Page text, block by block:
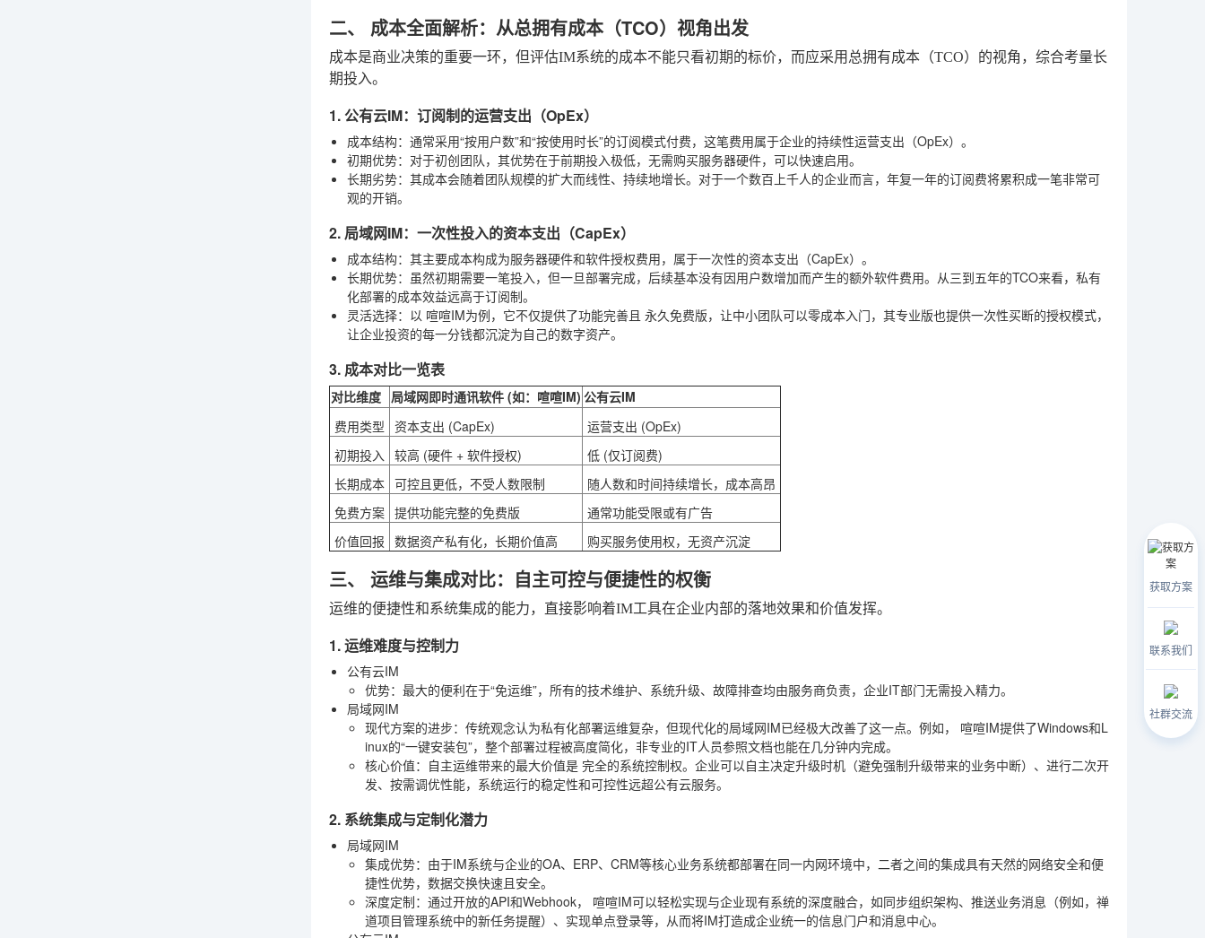
二、 成本全面解析：从总拥有成本（TCO）视角出发
成本是商业决策的重要一环，但评估IM系统的成本不能只看初期的标价，而应采用总拥有成本（TCO）的视角，综合考量长
期投入。
1. 公有云IM：订阅制的运营支出（OpEx）
成本结构：通常采用“按用户数”和“按使用时长”的订阅模式付费，这笔费用属于企业的持续性运营支出（OpEx）。
初期优势：对于初创团队，其优势在于前期投入极低，无需购买服务器硬件，可以快速启用。
长期劣势：其成本会随着团队规模的扩大而线性、持续地增长。对于一个数百上千人的企业而言，年复一年的订阅费将累积成一笔非常可
观的开销。
2. 局域网IM：一次性投入的资本支出（CapEx）
成本结构：其主要成本构成为服务器硬件和软件授权费用，属于一次性的资本支出（CapEx）。
长期优势：虽然初期需要一笔投入，但一旦部署完成，后续基本没有因用户数增加而产生的额外软件费用。从三到五年的TCO来看，私有
化部署的成本效益远高于订阅制。
灵活选择：以 喧喧IM为例，它不仅提供了功能完善且 永久免费版，让中小团队可以零成本入门，其专业版也提供一次性买断的授权模式，
让企业投资的每一分钱都沉淀为自己的数字资产。
3. 成本对比一览表
对比维度 局域网即时通讯软件 (如：喧喧IM) 公有云IM
费用类型 资本支出 (CapEx)
运营支出 (OpEx)
初期投入
较高 (硬件 + 软件授权)
低 (仅订阅费)
长期成本 可控且更低，不受人数限制
随人数和时间持续增长，成本高昂
免费方案 提供功能完整的免费版
通常功能受限或有广告
价值回报 数据资产私有化，长期价值高 购买服务使用权，无资产沉淀
三、 运维与集成对比：自主可控与便捷性的权衡
运维的便捷性和系统集成的能力，直接影响着IM工具在企业内部的落地效果和价值发挥。
1. 运维难度与控制力
公有云IM
优势：最大的便利在于“免运维”，所有的技术维护、系统升级、故障排查均由服务商负责，企业IT部门无需投入精力。
局域网IM
现代方案的进步：传统观念认为私有化部署运维复杂，但现代化的局域网IM已经极大改善了这一点。例如， 喧喧IM提供了Windows和L
inux的“一键安装包”，整个部署过程被高度简化，非专业的IT人员参照文档也能在几分钟内完成。
核心价值：自主运维带来的最大价值是 完全的系统控制权。企业可以自主决定升级时机（避免强制升级带来的业务中断）、进行二次开
发、按需调优性能，系统运行的稳定性和可控性远超公有云服务。
2. 系统集成与定制化潜力
局域网IM
集成优势：由于IM系统与企业的OA、ERP、CRM等核心业务系统都部署在同一内网环境中，二者之间的集成具有天然的网络安全和便
捷性优势，数据交换快速且安全。
深度定制：通过开放的API和Webhook， 喧喧IM可以轻松实现与企业现有系统的深度融合，如同步组织架构、推送业务消息（例如，禅
道项目管理系统中的新任务提醒）、实现单点登录等，从而将IM打造成企业统一的信息门户和消息中心。
获取方案
联系我们
社群交流